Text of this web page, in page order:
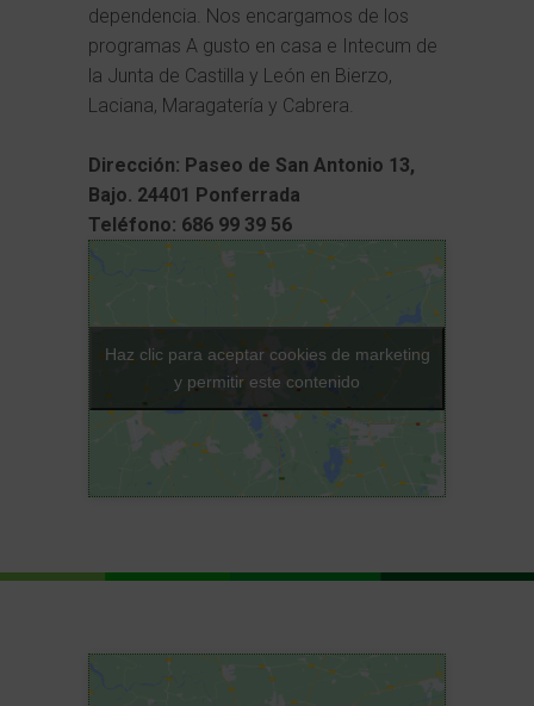
dependencia. Nos encargamos de los
programas A gusto en casa e Intecum de
la Junta de Castilla y León en Bierzo,
Laciana, Maragatería y Cabrera.
Dirección: Paseo de San Antonio 13,
Bajo. 24401 Ponferrada
Teléfono: 686 99 39 56
Haz clic para aceptar cookies de marketing
y permitir este contenido